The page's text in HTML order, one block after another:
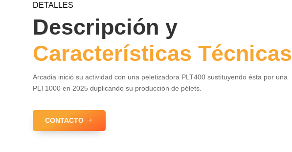
DETALLES
Descripción y
Características Técnicas
Arcadia inició su actividad con una peletizadora PLT400 sustituyendo ésta por una
PLT1000 en 2025 duplicando su producción de pélets.
CONTACTO